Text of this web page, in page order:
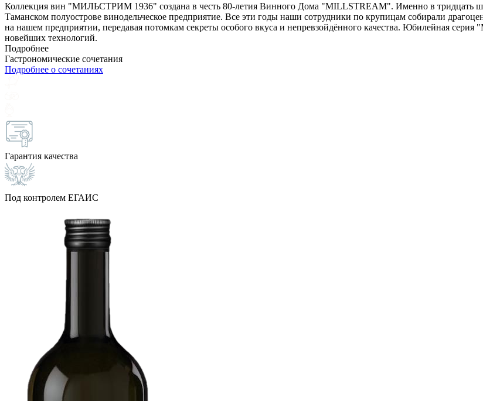
Коллекция вин "МИЛЬСТРИМ 1936" создана в честь 80-летия Винного Дома "MILLSTREAM". Именно в тридцать
Таманском полуострове винодельческое предприятие. Все эти годы наши сотрудники по крупицам собирали
на нашем предприятии, передавая потомкам секреты особого вкуса и непревзойдённого качества. Юбилейная
новейших технологий.
Подробнее
Гастрономические сочетания
Подробнее о сочетаниях
Гарантия качества
Под контролем ЕГАИС